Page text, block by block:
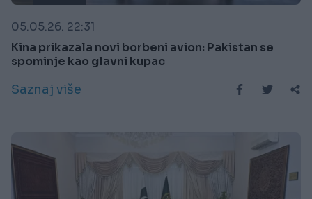
05.05.26. 22:31
Kina prikazala novi borbeni avion: Pakistan se
spominje kao glavni kupac
Saznaj više